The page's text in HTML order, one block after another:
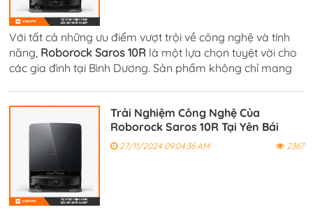
Với tất cả những ưu điểm vượt trội về công nghệ và tính
năng, Roborock Saros 10R là một lựa chọn tuyệt vời cho
các gia đình tại Bình Dương. Sản phẩm không chỉ mang
Trải Nghiệm Công Nghệ Của
Roborock Saros 10R Tại Yên Bái
27/11/2024 09:04:36 AM 2367